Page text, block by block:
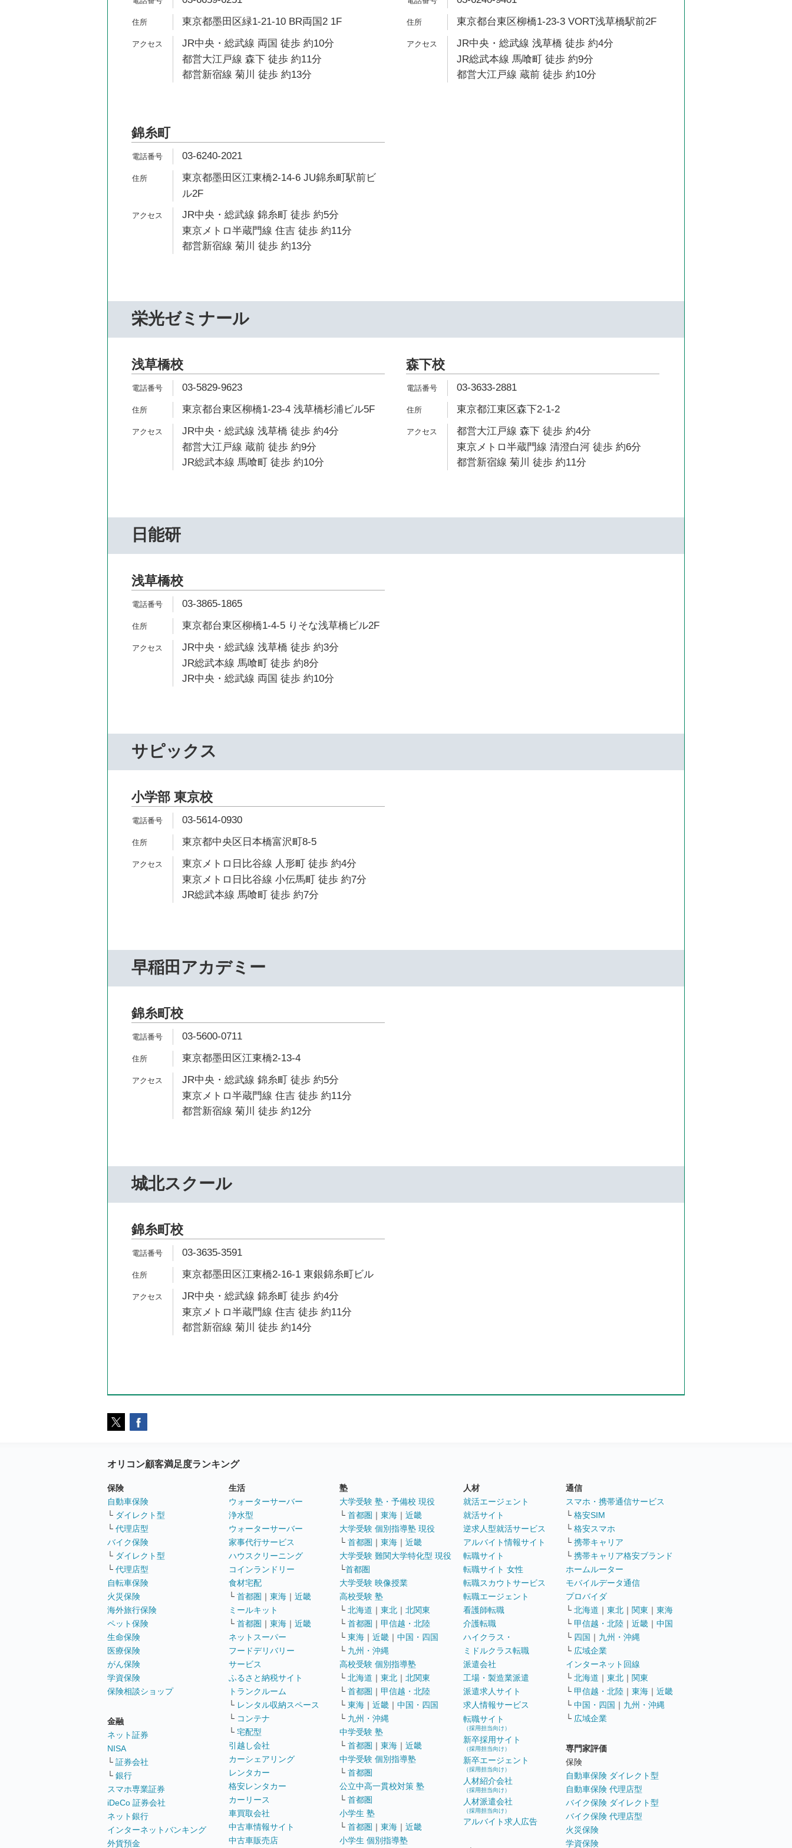
東京都墨田区緑1-21-10 BR両国2 1F
JR中央・総武線 両国 徒歩 約10分
都営大江戸線 森下 徒歩 約11分
都営新宿線 菊川 徒歩 約13分
東京都台東区柳橋1-23-3 VORT浅草橋駅前2F
JR中央・総武線 浅草橋 徒歩 約4分
JR総武本線 馬喰町 徒歩 約9分
都営大江戸線 蔵前 徒歩 約10分
錦糸町
03-6240-2021
東京都墨田区江東橋2-14-6 JU錦糸町駅前ビ
ル2F
JR中央・総武線 錦糸町 徒歩 約5分
東京メトロ半蔵門線 住吉 徒歩 約11分
都営新宿線 菊川 徒歩 約13分
栄光ゼミナール
浅草橋校
03-5829-9623
東京都台東区柳橋1-23-4 浅草橋杉浦ビル5F
JR中央・総武線 浅草橋 徒歩 約4分
都営大江戸線 蔵前 徒歩 約9分
JR総武本線 馬喰町 徒歩 約10分
森下校
03-3633-2881
東京都江東区森下2-1-2
都営大江戸線 森下 徒歩 約4分
東京メトロ半蔵門線 清澄白河 徒歩 約6分
都営新宿線 菊川 徒歩 約11分
日能研
浅草橋校
03-3865-1865
東京都台東区柳橋1-4-5 りそな浅草橋ビル2F
JR中央・総武線 浅草橋 徒歩 約3分
JR総武本線 馬喰町 徒歩 約8分
JR中央・総武線 両国 徒歩 約10分
サピックス
小学部 東京校
03-5614-0930
東京都中央区日本橋富沢町8-5
東京メトロ日比谷線 人形町 徒歩 約4分
東京メトロ日比谷線 小伝馬町 徒歩 約7分
JR総武本線 馬喰町 徒歩 約7分
早稲田アカデミー
錦糸町校
03-5600-0711
東京都墨田区江東橋2-13-4
JR中央・総武線 錦糸町 徒歩 約5分
東京メトロ半蔵門線 住吉 徒歩 約11分
都営新宿線 菊川 徒歩 約12分
城北スクール
錦糸町校
03-3635-3591
東京都墨田区江東橋2-16-1 東銀錦糸町ビル
JR中央・総武線 錦糸町 徒歩 約4分
東京メトロ半蔵門線 住吉 徒歩 約11分
都営新宿線 菊川 徒歩 約14分
オリコン顧客満足度ランキング
保険
自動車保険
└ ダイレクト型
└ 代理店型
バイク保険
└ ダイレクト型
└ 代理店型
自転車保険
火災保険
海外旅行保険
ペット保険
生命保険
医療保険
がん保険
学資保険
保険相談ショップ
金融
ネット証券
NISA
└ 証券会社
└ 銀行
スマホ専業証券
iDeCo 証券会社
ネット銀行
インターネットバンキング
外貨預金
生活
ウォーターサーバー
浄水型
ウォーターサーバー
家事代行サービス
ハウスクリーニング
コインランドリー
食材宅配
└ 首都圏 ｜ 東海 ｜ 近畿
ミールキット
└ 首都圏 ｜ 東海 ｜ 近畿
ネットスーパー
フードデリバリー
サービス
ふるさと納税サイト
トランクルーム
└ レンタル収納スペース
└ コンテナ
└ 宅配型
引越し会社
カーシェアリング
レンタカー
格安レンタカー
カーリース
車買取会社
中古車情報サイト
中古車販売店
塾
大学受験 塾・予備校 現役
└ 首都圏 ｜ 東海 ｜ 近畿
大学受験 個別指導塾 現役
└ 首都圏 ｜ 東海 ｜ 近畿
大学受験 難関大学特化型 現役
└首都圏
大学受験 映像授業
高校受験 塾
└ 北海道 ｜ 東北 ｜ 北関東
└ 首都圏 ｜ 甲信越・北陸
└ 東海 ｜ 近畿 ｜ 中国・四国
└ 九州・沖縄
高校受験 個別指導塾
└ 北海道 ｜ 東北 ｜ 北関東
└ 首都圏 ｜ 甲信越・北陸
└ 東海 ｜ 近畿 ｜ 中国・四国
└ 九州・沖縄
中学受験 塾
└ 首都圏 ｜ 東海 ｜ 近畿
中学受験 個別指導塾
└ 首都圏
公立中高一貫校対策 塾
└ 首都圏
小学生 塾
└ 首都圏 ｜ 東海 ｜ 近畿
小学生 個別指導塾
人材
就活エージェント
就活サイト
逆求人型就活サービス
アルバイト情報サイト
転職サイト
転職サイト 女性
転職スカウトサービス
転職エージェント
看護師転職
介護転職
ハイクラス・
ミドルクラス転職
派遣会社
工場・製造業派遣
派遣求人サイト
求人情報サービス
転職サイト
（採用担当向け）
新卒採用サイト
（採用担当向け）
新卒エージェント
（採用担当向け）
人材紹介会社
（採用担当向け）
人材派遣会社
（採用担当向け）
アルバイト求人広告
通信
スマホ・携帯通信サービス
└ 格安SIM
└ 格安スマホ
└ 携帯キャリア
└ 携帯キャリア格安ブランド
ホームルーター
モバイルデータ通信
プロバイダ
└ 北海道 ｜ 東北 ｜ 関東 ｜ 東海
└ 甲信越・北陸 ｜ 近畿 ｜ 中国
└ 四国 ｜ 九州・沖縄
└ 広域企業
インターネット回線
└ 北海道 ｜ 東北 ｜ 関東
└ 甲信越・北陸 ｜ 東海 ｜ 近畿
└ 中国・四国 ｜ 九州・沖縄
└ 広域企業
専門家評価
保険
自動車保険 ダイレクト型
自動車保険 代理店型
バイク保険 ダイレクト型
バイク保険 代理店型
火災保険
学資保険